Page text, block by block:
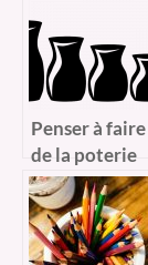
Penser à faire
de la poterie
avec votre
enfant.